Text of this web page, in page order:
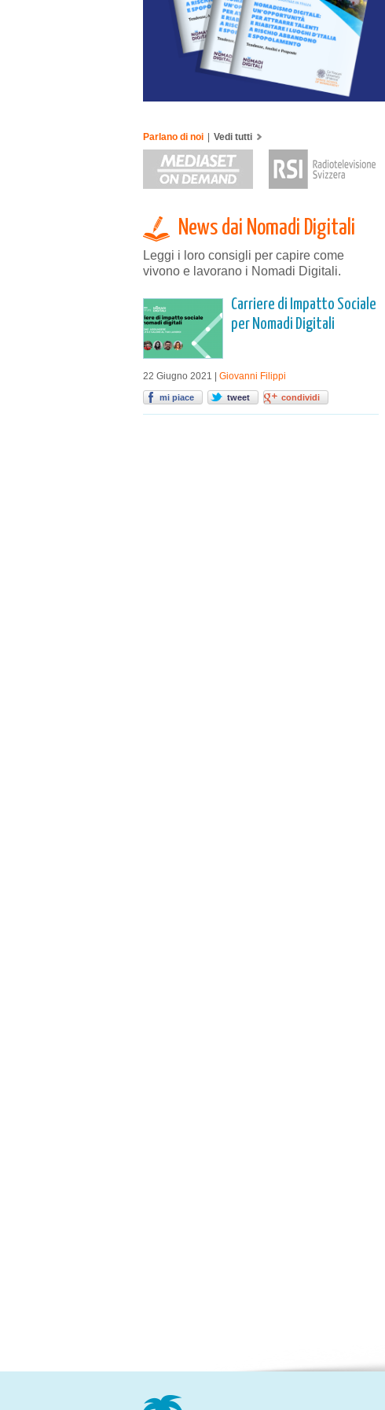
Parlano di noi | Vedi tutti
News dai Nomadi Digitali
Leggi i loro consigli per capire come
vivono e lavorano i Nomadi Digitali.
Carriere di Impatto Sociale
per Nomadi Digitali
22 Giugno 2021 | Giovanni Filippi
mi piace tweet condividi